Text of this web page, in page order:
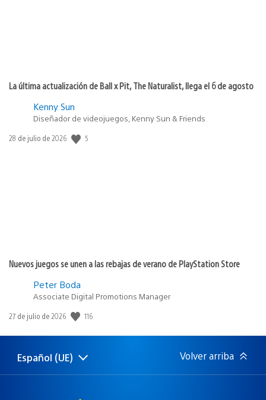
La última actualización de Ball x Pit, The Naturalist, llega el 6 de agosto
Kenny Sun
Diseñador de videojuegos, Kenny Sun & Friends
Fecha
28 de julio de 2026 5
Nuevos juegos se unen a las rebajas de verano de PlayStation Store
Peter Boda
Associate Digital Promotions Manager
Fecha
publicación:
27 de julio de 2026 116
Selecciona
una
Región
actual:
Español (UE) Volver arriba